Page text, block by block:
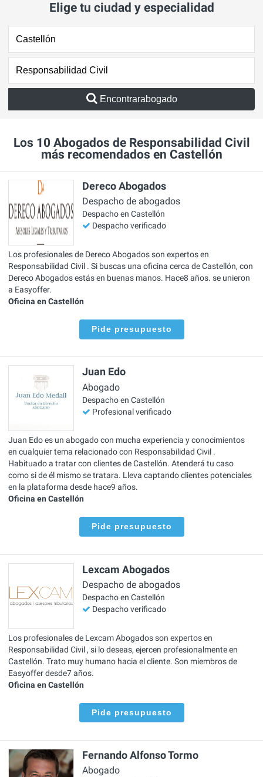
Elige tu ciudad y especialidad
Encontrarabogado
Los 10 Abogados de Responsabilidad Civil
más recomendados en Castellón
Dereco Abogados
Despacho de abogados
Despacho en Castellón
Despacho verificado
Los profesionales de Dereco Abogados son expertos en
Responsabilidad Civil . Si buscas una oficina cerca de Castellón, con
Dereco Abogados estás en buenas manos. Hace8 años. se unieron
a Easyoffer.
Oficina en Castellón
Pide presupuesto
Juan Edo
Abogado
Despacho en Castellón
Profesional verificado
Juan Edo es un abogado con mucha experiencia y conocimientos
en cualquier tema relacionado con Responsabilidad Civil .
Habituado a tratar con clientes de Castellón. Atenderá tu caso
como si de él mismo se tratara. Lleva captando clientes potenciales
en la plataforma desde hace9 años.
Oficina en Castellón
Pide presupuesto
Lexcam Abogados
Despacho de abogados
Despacho en Castellón
Despacho verificado
Los profesionales de Lexcam Abogados son expertos en
Responsabilidad Civil , si lo deseas, ejercen profesionalmente en
Castellón. Trato muy humano hacia el cliente. Son miembros de
Easyoffer desde7 años.
Oficina en Castellón
Pide presupuesto
Fernando Alfonso Tormo
Abogado